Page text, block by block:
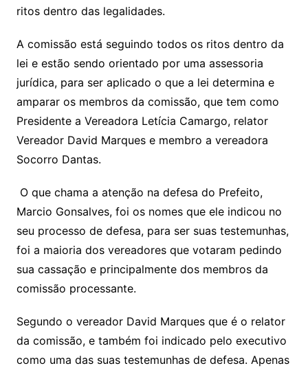
ritos dentro das legalidades.
A comissão está seguindo todos os ritos dentro da
lei e estão sendo orientado por uma assessoria
jurídica, para ser aplicado o que a lei determina e
amparar os membros da comissão, que tem como
Presidente a Vereadora Letícia Camargo, relator
Vereador David Marques e membro a vereadora
Socorro Dantas.
O que chama a atenção na defesa do Prefeito,
Marcio Gonsalves, foi os nomes que ele indicou no
seu processo de defesa, para ser suas testemunhas,
foi a maioria dos vereadores que votaram pedindo
sua cassação e principalmente dos membros da
comissão processante.
Segundo o vereador David Marques que é o relator
da comissão, e também foi indicado pelo executivo
como uma das suas testemunhas de defesa. Apenas